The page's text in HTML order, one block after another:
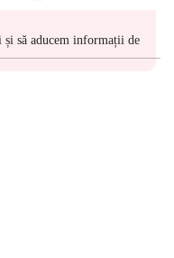
și să aducem informații de